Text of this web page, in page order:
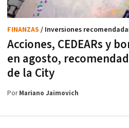
Acciones, CEDEARs y
en agosto,
de la City
FINANZAS / Inversiones
PorMariano Jaimovich